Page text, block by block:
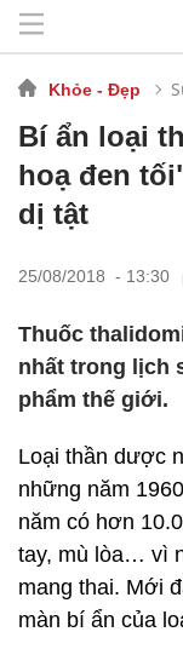
Khỏe - Đẹp
Bí ẩn loại
hoạ đen
dị tật
25/08/2018 - 13:30
Thuốc
nhất trong lịch
phẩm thế giới.
Loại thần dược
những năm
năm có hơn
tay, mù lòa… vì
mang thai. Mới
màn bí ẩn của